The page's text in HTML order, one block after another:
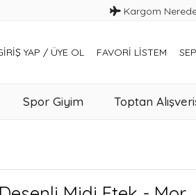
Kargom
YAP / ÜYE OL FAVORI LISTEM
Spor Giyim Toptan